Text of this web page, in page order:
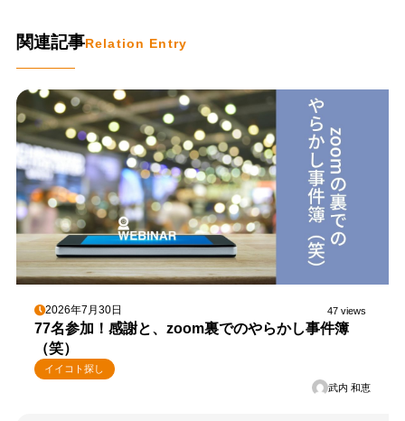
関連記事Relation Entry
2026年7月30日 47 views
77名参加！感謝と、zoom裏でのやらかし事件簿
（笑）
イイコト探し
武内 和恵